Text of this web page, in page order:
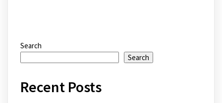
Search
Search
Recent Posts